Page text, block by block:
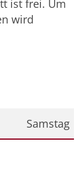
ist frei. Um
wird
Samstag